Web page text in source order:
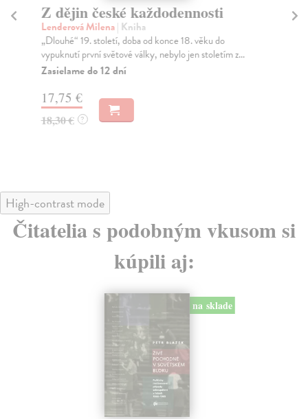
Z dějin české každodennosti
Lenderová Milena| Kniha
„Dlouhé“ 19. století, doba od konce 18. věku do
vypuknutí první světové války, nebylo jen stoletím z...
Zasielame do 12 dní
17,75 €
18,30 € ?
High-contrast mode
Čitatelia s podobným vkusom si
kúpili aj:
na sklade